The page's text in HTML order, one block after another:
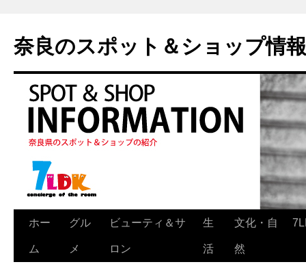
奈良のスポット＆ショップ情報
ホー
ム
グル
メ
ビューティ＆サ
ロン
生
活
文化・自
然